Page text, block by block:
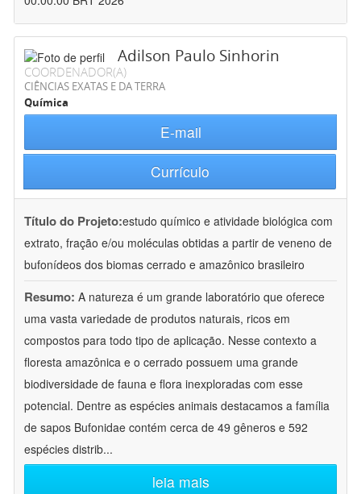
Adilson Paulo Sinhorin
COORDENADOR(A)
CIÊNCIAS EXATAS E DA TERRA
Química
E-mail
Currículo
Título do Projeto:estudo químico e atividade biológica com
extrato, fração e/ou moléculas obtidas a partir de veneno de
bufonídeos dos biomas cerrado e amazônico brasileiro
Resumo: A natureza é um grande laboratório que oferece
uma vasta variedade de produtos naturais, ricos em
compostos para todo tipo de aplicação. Nesse contexto a
floresta amazônica e o cerrado possuem uma grande
biodiversidade de fauna e flora inexploradas com esse
potencial. Dentre as espécies animais destacamos a família
de sapos Bufonidae contém cerca de 49 gêneros e 592
espécies distrib...
leia mais